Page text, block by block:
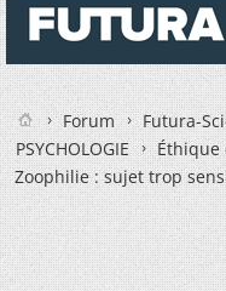
Forum
Futura-
PSYCHOLOGIE
Éthique
Zoophilie : sujet trop